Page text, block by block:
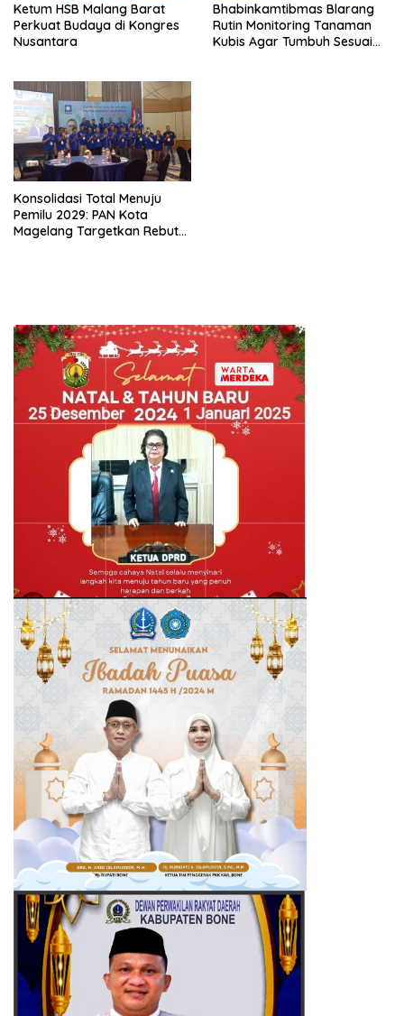
Ketum HSB Malang Barat
Perkuat Budaya di Kongres
Nusantara
Bhabinkamtibmas Blarang
Rutin Monitoring Tanaman
Kubis Agar Tumbuh Sesuai
Konsolidasi Total Menuju
Pemilu 2029: PAN Kota
Magelang Targetkan Rebut